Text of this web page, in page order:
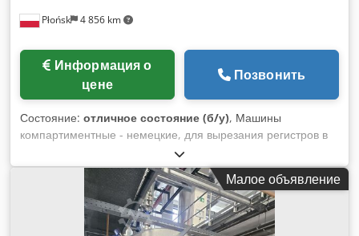
Płońsk 4 856 km
цене
Позвонить
Состояние: отличное состояние (б/у), Машины
компартиментные - немецкие, для вырезания регистров в
книгах, отверстий. 6 шт. готовы к работе Dkedpewm Hn Ujfx
Anusr
Малое объявление